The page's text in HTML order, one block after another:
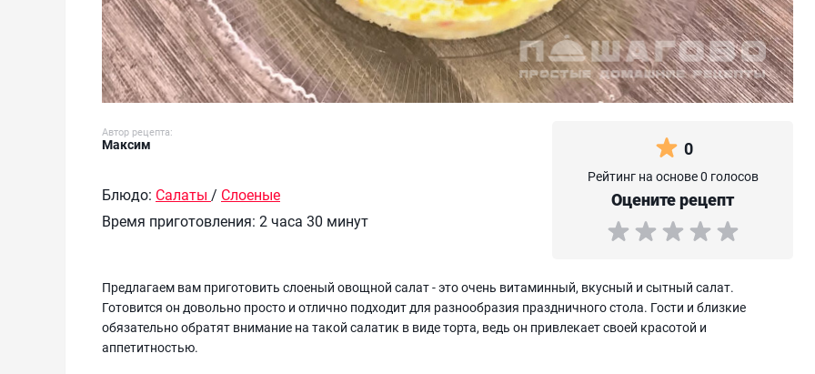
Автор рецепта:
Максим
Блюдо: Салаты / Слоеные
Время приготовления: 2 часа 30 минут
0
Рейтинг на основе 0 голосов
Оцените рецепт
Предлагаем вам приготовить слоеный овощной салат - это очень витаминный, вкусный и сытный салат.
Готовится он довольно просто и отлично подходит для разнообразия праздничного стола. Гости и близкие
обязательно обратят внимание на такой салатик в виде торта, ведь он привлекает своей красотой и
аппетитностью.